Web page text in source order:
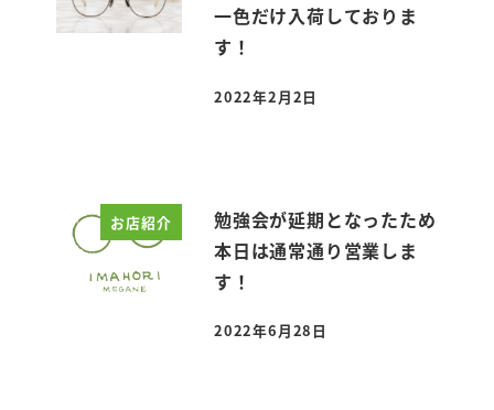
一色だけ入荷しておりま
す！
投稿日
2022年2月2日
お店紹介
勉強会が延期となったため
本日は通常通り営業しま
す！
投稿日
2022年6月28日